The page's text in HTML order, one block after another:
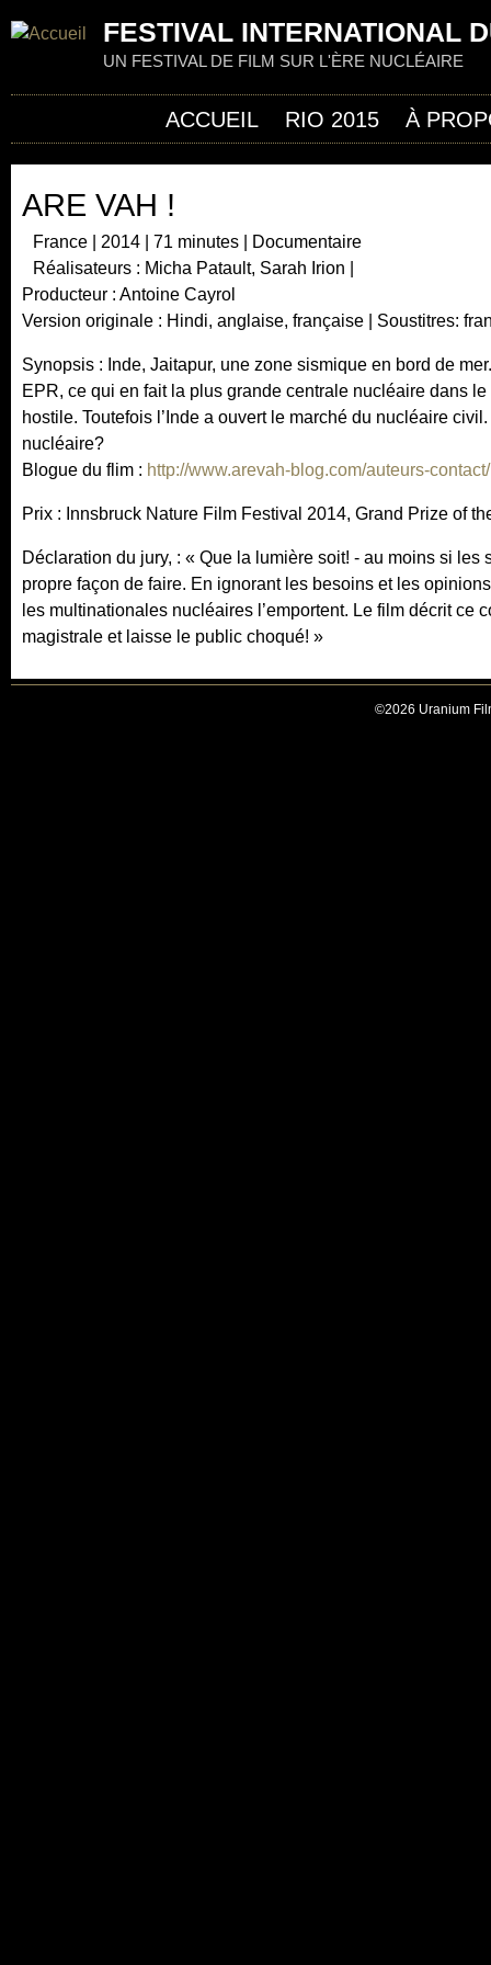
FESTIVAL INTERNATIONAL
UN FESTIVAL DE FILM SUR L'ÈRE NUCLÉAIRE
ARE VAH !
France | 2014 | 71 minutes | Documentaire
Réalisateurs : Micha Patault, Sarah Irion |
Producteur : Antoine Cayrol
Version originale : Hindi, anglaise, française | Soustitres:
Synopsis : Inde, Jaitapur, une zone sismique en bord de
EPR, ce qui en fait la plus grande centrale nucléaire dans
hostile. Toutefois l’Inde a ouvert le marché du nucléaire
nucléaire?
Blogue du flim : http://www.arevah-blog.com/auteurs-
Prix : Innsbruck Nature Film Festival 2014, Grand Prize of
Déclaration du jury, : « Que la lumière soit! - au moins si
propre façon de faire. En ignorant les besoins et les
les multinationales nucléaires l’emportent. Le film décrit ce
magistrale et laisse le public choqué! »
ACCUEIL RIO 2015 À
©2026 Uranium